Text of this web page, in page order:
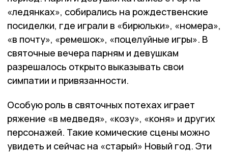
«ледянках», собирались на рождественские
посиделки, где играли в «бирюльки», «номера»,
«в почту», «ремешок», «поцелуйные игры». В
святочные вечера парням и девушкам
разрешалось открыто выказывать свои
симпатии и привязанности.
Особую роль в святочных потехах играет
ряжение «в медведя», «козу», «коня» и других
персонажей. Такие комические сцены можно
увидеть и сейчас на «старый» Новый год. Эти